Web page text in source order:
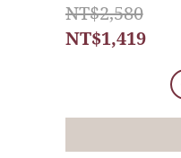
NT$2,580
NT$1,419